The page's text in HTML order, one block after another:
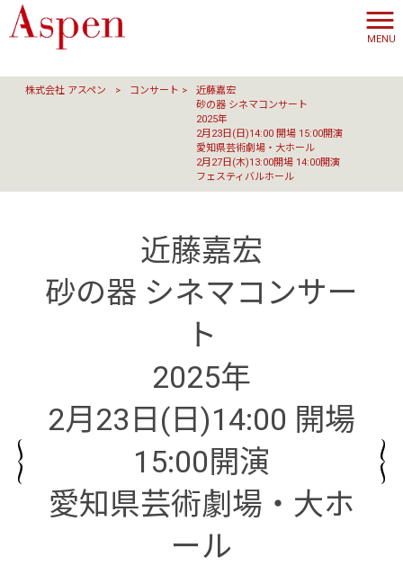
MENU
株式会社 アスペン > コンサート >
近藤嘉宏
砂の器 シネマコンサート
2025年
2月23日(日)14:00 開場 15:00開演
愛知県芸術劇場・大ホール
2月27日(木)13:00開場 14:00開演
フェスティバルホール
近藤嘉宏
砂の器 シネマコンサー
ト
2025年
2月23日(日)14:00 開場
15:00開演
愛知県芸術劇場・大ホ
ール